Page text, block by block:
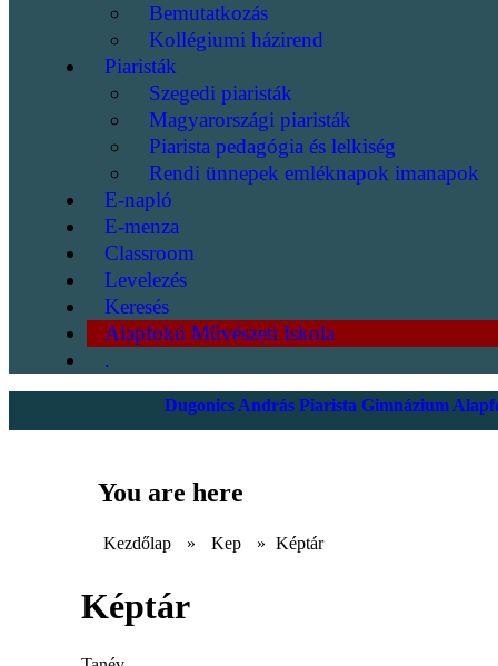
Bemutatkozás
Kollégiumi házirend
Piaristák
Szegedi piaristák
Magyarországi piaristák
Piarista pedagógia és lelkiség
Rendi ünnepek emléknapok imanapok
E-napló
E-menza
Classroom
Levelezés
Keresés
Alapfokú Művészeti Iskola
.
Dugonics András Piarista Gimnázium
You are here
Kezdőlap » Kep » Képtár
Képtár